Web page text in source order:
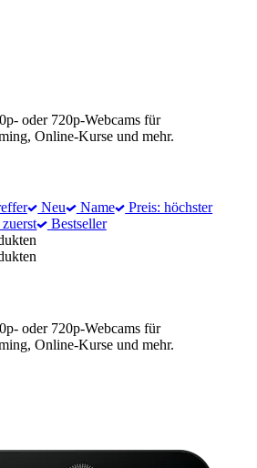
oder 720p-Webcams für
Online-Kurse und mehr.
Neu Name
Preis: höchster
Bestseller
oder 720p-Webcams für
Online-Kurse und mehr.